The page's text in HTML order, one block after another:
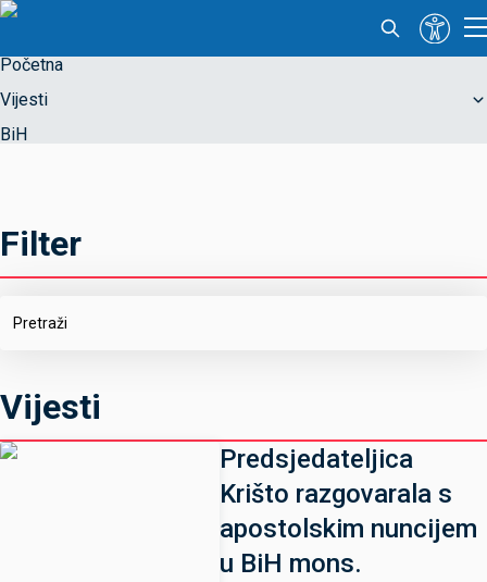
Početna
Vijesti
BiH
Vijesti
Predsjedateljica
Krišto razgovarala s
apostolskim nuncijem
u BiH mons.
Filter